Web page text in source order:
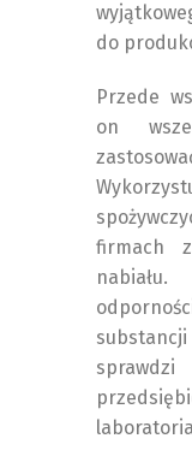
do
Przede
on
firmach